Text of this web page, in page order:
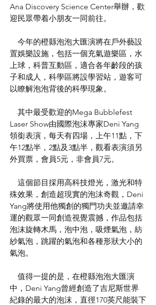
Ana Discovery Science Center舉辦，歡
迎民眾帶着小朋友一同前往。
置娛樂設施，包括一個充氣遊樂區，水
上球，科普互動區，適合各年齡段的孩
子和成人，科學區將設學習站，遊客可
以瞭解泡泡背後的科學現象。
Laser Show由國際泡沫專家Deni Yang
領銜表演，每天有四場，上午11點，下
午12點半，2點及3點半，觀看表演須另
外買票，會員5元，非會員7元。
殊效果，創造超現實的泡沫奇觀，Deni
Yang將使用他獨創的獨門功夫並邀請幸
運的觀眾一同創造視覺震撼，作品包括
泡沫旋轉木馬，泡中泡，吸煙氣泡，紡
紗氣泡，跳躍的氣泡和各種形狀大小的
氣泡。
中，Deni Yang曾經創造了吉尼斯世界
紀錄的最大的泡沫，直徑170英尺能裝下